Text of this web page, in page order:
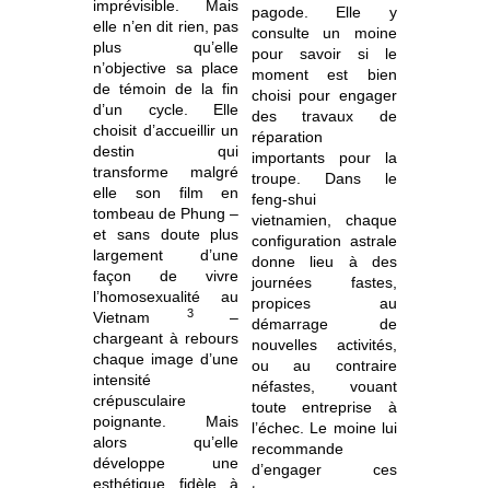
imprévisible. Mais
elle n’en dit rien, pas
plus qu’elle
n’objective sa place
de témoin de la fin
d’un cycle. Elle
choisit d’accueillir un
destin qui
transforme malgré
elle son film en
tombeaude Phung –
et sans doute plus
largement d’une
façon de vivre
l’homosexualité au
Vietnam
3–
chargeant à rebours
chaque imaged’une
intensité
crépusculaire
poignante. Mais
alors qu’elle
développe une
esthétique fidèle à
pagode. Elle y
consulte un moine
pour savoir si le
moment est bien
choisi pour engager
des travaux de
réparation
importants pour la
troupe. Dans le
feng-shui
vietnamien, chaque
configuration astrale
donne lieu à des
journées fastes,
propices au
démarrage de
nouvelles activités,
ou au contraire
néfastes, vouant
toute entreprise à
l’échec. Le moine lui
recommande
d’engager ces